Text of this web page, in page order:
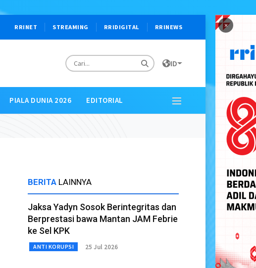
×
RRINET STREAMING RRIDIGITAL RRINEWS
ID
PIALA DUNIA 2026 EDITORIAL
BERITA LAINNYA
Jaksa Yadyn Sosok Berintegritas dan
Berprestasi bawa Mantan JAM Febrie
ke Sel KPK
ANTI KORUPSI 25 Jul 2026